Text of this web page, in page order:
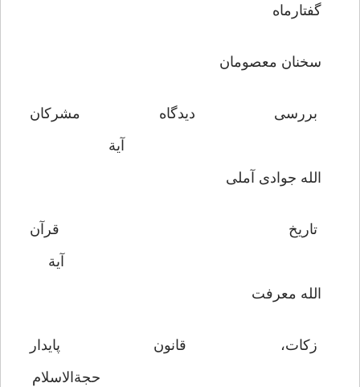
گفتارماه
سخنان معصومان
بررسى ديدگاه مشركان
آية
الله جوادى آملى
تاريخ قرآن
آية
الله معرفت
زكات، قانون پايدار
حجةالاسلام